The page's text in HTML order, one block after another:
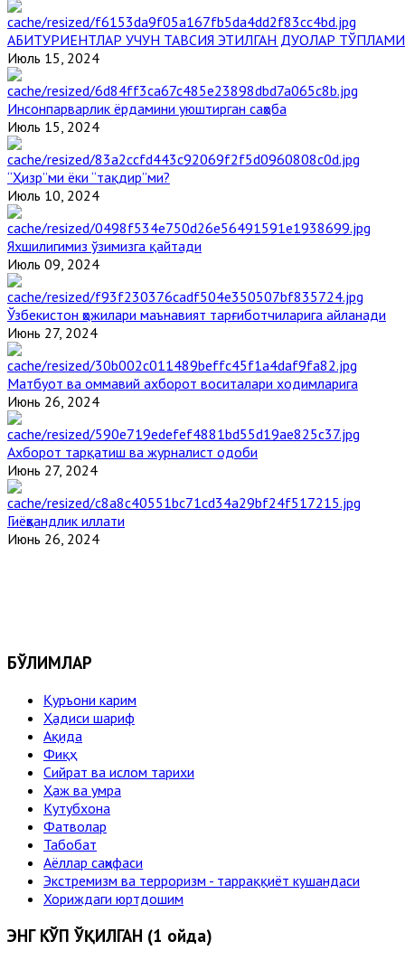
АБИТУРИЕНТЛАР УЧУН ТАВСИЯ ЭТИЛГАН ДУОЛАР ТЎПЛАМИ
Июль 15, 2024
Инсонпарварлик ёрдамини уюштирган саҳоба
Июль 15, 2024
“Ҳизр”ми ёки “тақдир”ми?
Июль 10, 2024
Яхшилигимиз ўзимизга қайтади
Июль 09, 2024
Ўзбекистон ҳожилари маънавият тарғиботчиларига айланади
Июнь 27, 2024
Матбуот ва оммавий ахборот воситалари ходимларига
Июнь 26, 2024
Ахборот тарқатиш ва журналист одоби
Июнь 27, 2024
Гиёҳвандлик иллати
Июнь 26, 2024
БЎЛИМЛАР
Қуръони карим
Ҳадиси шариф
Ақида
Фиқҳ
Сийрат ва ислом тарихи
Ҳаж ва умра
Кутубхона
Фатволар
Табобат
Аёллар саҳифаси
Экстремизм ва терроризм - тарраққиёт кушандаси
Хориждаги юртдошим
ЭНГ КЎП ЎҚИЛГАН (1 ойда)